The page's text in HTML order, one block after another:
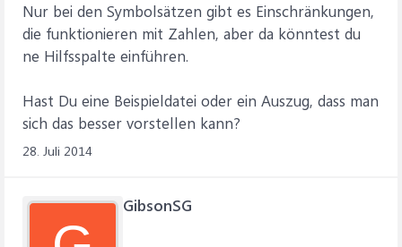
Nur bei den Symbolsätzen gibt es Einschränkungen,
die funktionieren mit Zahlen, aber da könntest du
ne Hilfsspalte einführen.
Hast Du eine Beispieldatei oder ein Auszug, dass man
sich das besser vorstellen kann?
28. Juli 2014
GibsonSG